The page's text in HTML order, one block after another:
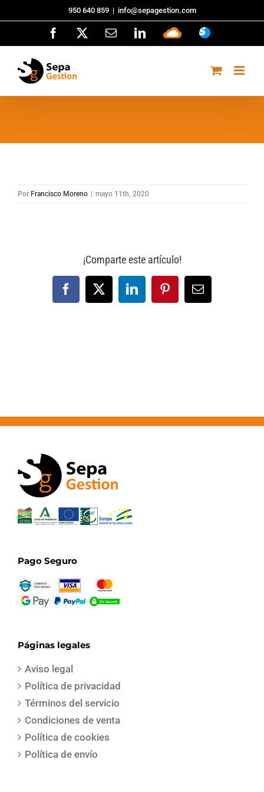
al
950 640 859 | info@sepagestion.com
Facebook
CorreoLinkedIn
Sepa
Por Francisco Moreno | mayo 11th, 2020
¡Comparte este artículo!
Facebook
X LinkedInPinterestCorreo
electrónico
Pago Seguro
Páginas legales
Aviso legal
Política de privacidad
Términos del servicio
Condiciones de venta
Política de cookies
Política de envío